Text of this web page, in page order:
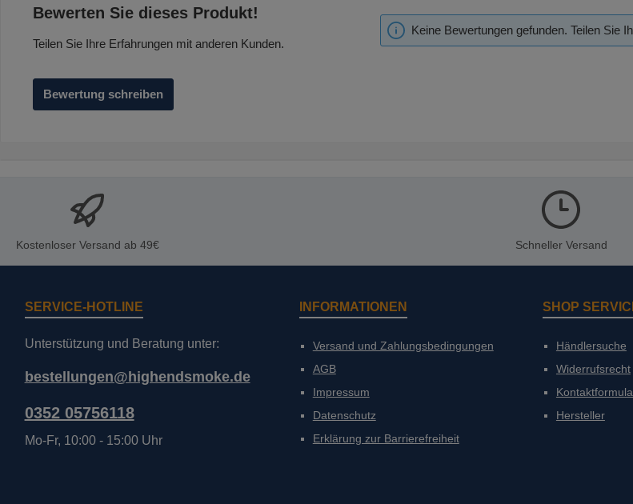
Durchschnittliche Bewertung von 0 von 5 Sternen
Bewerten Sie dieses Produkt!
Teilen Sie Ihre Erfahrungen mit anderen Kunden.
Bewertung schreiben
Keine Bewertungen gefunden. Teilen Sie
Kostenloser Versand ab 49€ Schneller Versand
SERVICE-HOTLINE
Unterstützung und Beratung unter:
bestellungen@highendsmoke.de
0352 05756118
Mo-Fr, 10:00 - 15:00 Uhr
INFORMATIONEN
Versand und Zahlungsbedingungen
AGB
Impressum
Datenschutz
Erklärung zur Barrierefreiheit
SHOP
Händlersuche
Widerrufsrecht
Hersteller